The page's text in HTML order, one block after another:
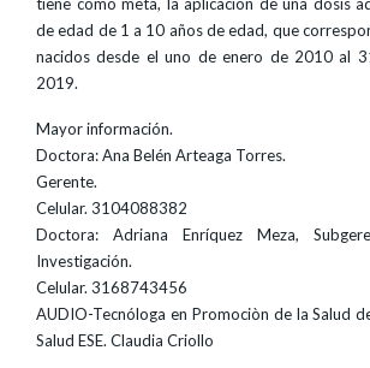
de edad de 1 a 10 años de edad, que
nacidos desde el uno de enero de 2010 al
2019.
Mayor información.
Doctora: Ana Belén Arteaga Torres.
Gerente.
Celular. 3104088382
Doctora: Adriana Enríquez Meza,
Investigación.
Celular. 3168743456
AUDIO-Tecnóloga en Promociòn de la Salud
Salud ESE. Claudia Criollo